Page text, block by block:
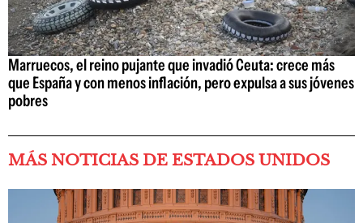
Marruecos, el reino pujante que invadió Ceuta: crece más
que España y con menos inflación, pero expulsa a sus jóvenes
pobres
MÁS NOTICIAS DE ESTADOS UNIDOS